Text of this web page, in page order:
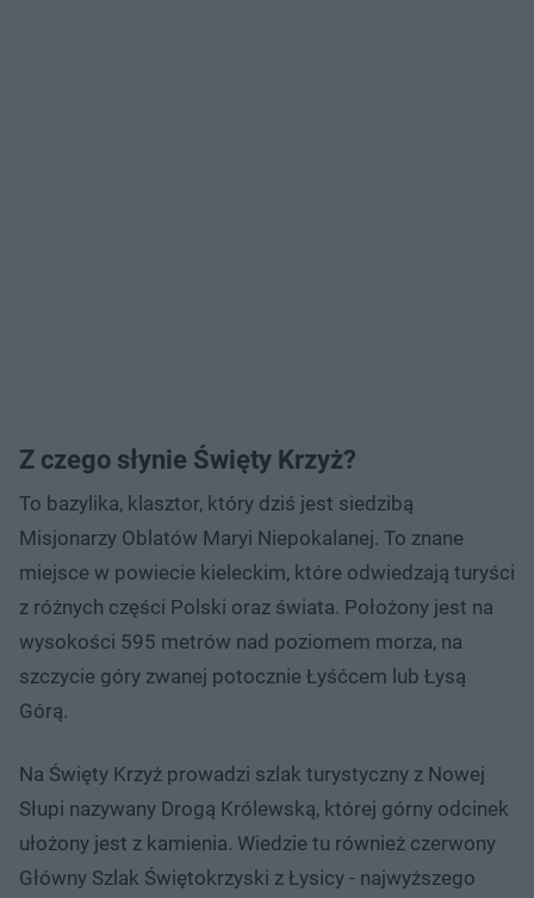
Z czego słynie Święty Krzyż?
To bazylika, klasztor, który dziś jest siedzibą
Misjonarzy Oblatów Maryi Niepokalanej. To znane
miejsce w powiecie kieleckim, które odwiedzają turyści
z różnych części Polski oraz świata. Położony jest na
wysokości 595 metrów nad poziomem morza, na
szczycie góry zwanej potocznie Łyśćcem lub Łysą
Górą.
Na Święty Krzyż prowadzi szlak turystyczny z Nowej
Słupi nazywany Drogą Królewską, której górny odcinek
ułożony jest z kamienia. Wiedzie tu również czerwony
Główny Szlak Świętokrzyski z Łysicy - najwyższego